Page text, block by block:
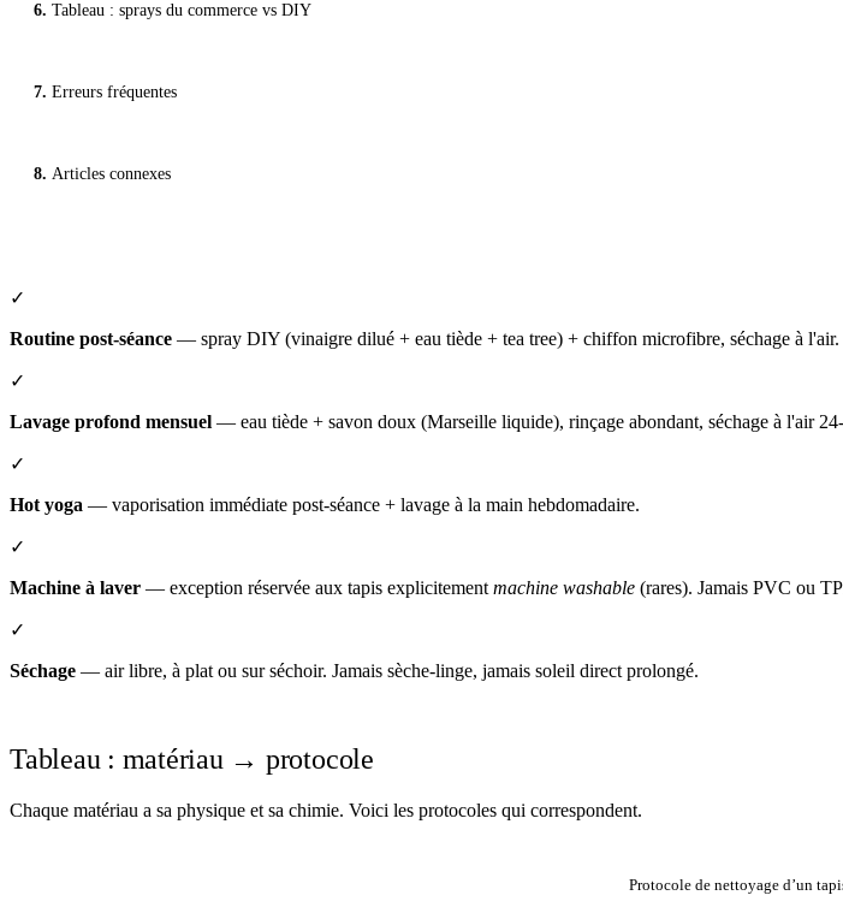
Tableau : sprays du commerce vs DIY
Erreurs fréquentes
Articles connexes
✓
Routine post-séance — spray DIY (vinaigre dilué + eau tiède + tea tree) + chiffon microfibre, séchage à l'air.
✓
Lavage profond mensuel — eau tiède + savon doux (Marseille liquide), rinçage abondant, séchage à l'air
✓
Hot yoga — vaporisation immédiate post-séance + lavage à la main hebdomadaire.
✓
Machine à laver — exception réservée aux tapis explicitement machine washable (rares). Jamais PVC ou
✓
Séchage — air libre, à plat ou sur séchoir. Jamais sèche-linge, jamais soleil direct prolongé.
Tableau : matériau → protocole
Chaque matériau a sa physique et sa chimie. Voici les protocoles qui correspondent.
Protocole de nettoyage d’un